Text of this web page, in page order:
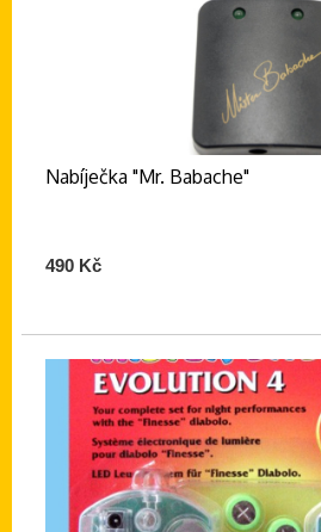
Nabíječka "Mr. Babache"
490 Kč